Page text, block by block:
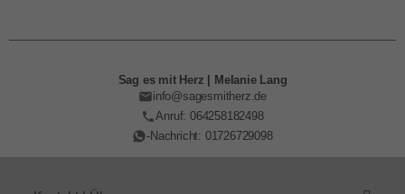
Sag es mit Herz | Melanie Lang
info@sagesmitherz.de
Anruf: 064258182498
-Nachricht: 01726729098